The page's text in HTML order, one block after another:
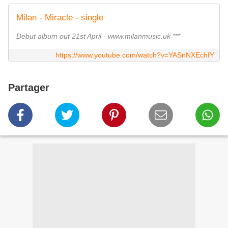
Milan - Miracle - single
Debut album out 21st April - www.milanmusic.uk ***
https://www.youtube.com/watch?v=YASnNXEchfY
Partager